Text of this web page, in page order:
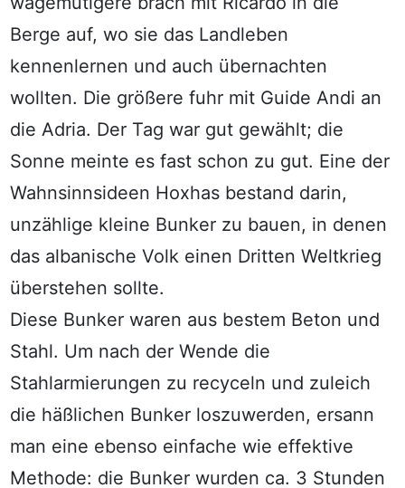
Berge auf, wo sie das Landleben
kennenlernen und auch übernachten
wollten. Die größere fuhr mit Guide Andi an
die Adria. Der Tag war gut gewählt; die
Sonne meinte es fast schon zu gut. Eine der
Wahnsinnsideen Hoxhas bestand darin,
unzählige kleine Bunker zu bauen, in denen
das albanische Volk einen Dritten Weltkrieg
überstehen sollte.
Diese Bunker waren aus bestem Beton und
Stahl. Um nach der Wende die
Stahlarmierungen zu recyceln und zuleich
die häßlichen Bunker loszuwerden, ersann
man eine ebenso einfache wie effektive
Methode: die Bunker wurden ca. 3 Stunden